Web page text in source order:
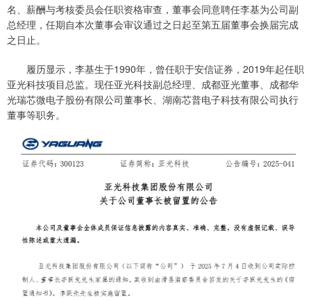
名、薪酬与考核委员会任职资格审查，董事会同意聘任李基为公司副
总经理，任期自本次董事会审议通过之日起至第五届董事会换届完成
之日止。
履历显示，李基生于1990年，曾任职于安信证券，2019年起任职
亚光科技项目总监。现任亚光科技副总经理、成都亚光董事、成都华
光瑞芯微电子股份有限公司董事长、湖南芯普电子科技有限公司执行
董事等职务。